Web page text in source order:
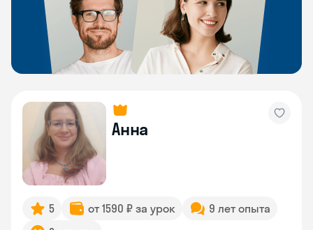
Анна
5 от 1590 ₽ за урок
9 лет опыта